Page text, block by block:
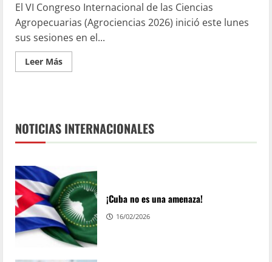
El VI Congreso Internacional de las Ciencias
Agropecuarias (Agrociencias 2026) inició este lunes
sus sesiones en el...
Leer Más
NOTICIAS INTERNACIONALES
¡Cuba no es una amenaza!
16/02/2026